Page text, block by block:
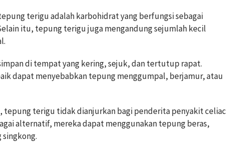
terigu adalah karbohidrat yang berfungsi sebagai
itu, tepung terigu juga mengandung sejumlah kecil
di tempat yang kering, sejuk, dan tertutup rapat.
dapat menyebabkan tepung menggumpal, berjamur, atau
tepung terigu tidak dianjurkan bagi penderita penyakit celiac
alternatif, mereka dapat menggunakan tepung beras,